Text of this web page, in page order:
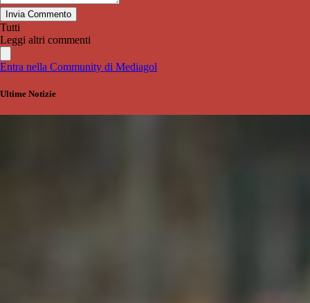
Invia Commento
Tutti
Leggi altri commenti
Entra nella Community di Mediagol
Ultime Notizie